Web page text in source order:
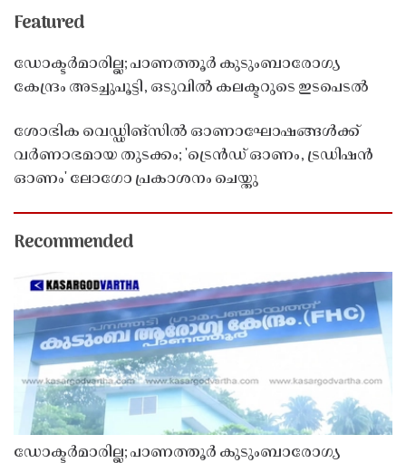
Featured
ഡോക്ടർമാരില്ല; പാണത്തൂർ കുടുംബാരോഗ്യ
കേന്ദ്രം അടച്ചുപൂട്ടി, ഒടുവിൽ കലക്ടറുടെ ഇടപെടൽ
ശോഭിക വെഡ്ഡിങ്സിൽ ഓണാഘോഷങ്ങൾക്ക്
വർണാഭമായ തുടക്കം; 'ട്രെൻഡ് ഓണം, ട്രഡിഷൻ
ഓണം' ലോഗോ പ്രകാശനം ചെയ്തു
Recommended
ഡോക്ടർമാരില്ല; പാണത്തൂർ കുടുംബാരോഗ്യ